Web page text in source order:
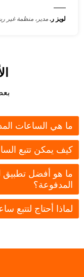
لويز ر.مدير، منظمة غير
ما هي الساعات
كيف يمكن تتبع
ما هو أفضل تطبيق
المدفوعة؟
لماذا أحتاج لتتبع